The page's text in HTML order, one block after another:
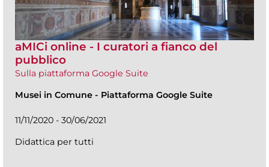
aMICi online - I curatori a fianco del
pubblico
Sulla piattaforma Google Suite
Musei in Comune - Piattaforma Google Suite
11/11/2020 - 30/06/2021
Didattica per tutti